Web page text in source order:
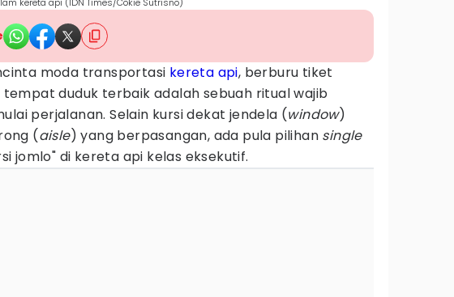
moda transportasi kereta api, berburu tiket
tempat duduk terbaik adalah sebuah ritual wajib
perjalanan. Selain kursi dekat jendela (window)
(aisle) yang berpasangan, ada pula pilihan single
jomlo" di kereta api kelas eksekutif.